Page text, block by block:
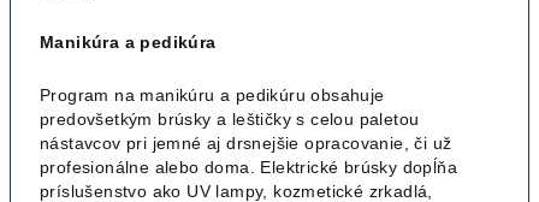
Manikúra a pedikúra
Program na manikúru a pedikúru obsahuje
predovšetkým brúsky a leštičky s celou paletou
nástavcov pri jemné aj drsnejšie opracovanie, či už
profesionálne alebo doma. Elektrické brúsky dopĺňa
príslušenstvo ako UV lampy, kozmetické zrkadlá,